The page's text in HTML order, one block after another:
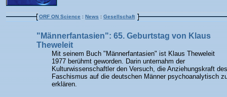
ORF ON Science:News:Gesellschaft
"Männerfantasien": 65. Geburtstag von Klaus
Theweleit
Mit seinem Buch "Männerfantasien" ist Klaus Theweleit
1977 berühmt geworden. Darin unternahm der
Kulturwissenschaftler den Versuch, die Anziehungskraft des
Faschismus auf die deutschen Männer psychoanalytisch
erklären.